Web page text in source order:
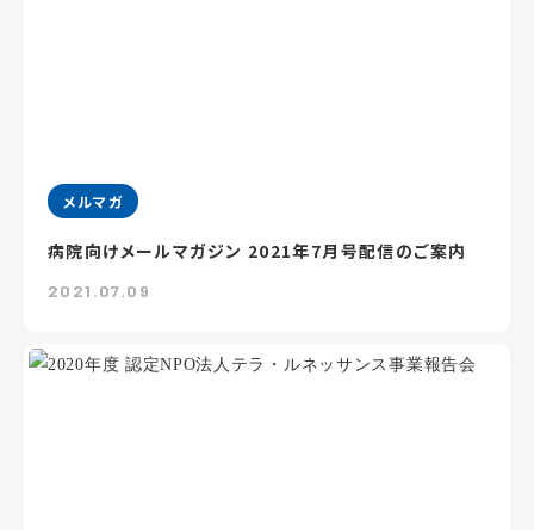
メルマガ
病院向けメールマガジン 2021年7月号配信のご案内
2021.07.09